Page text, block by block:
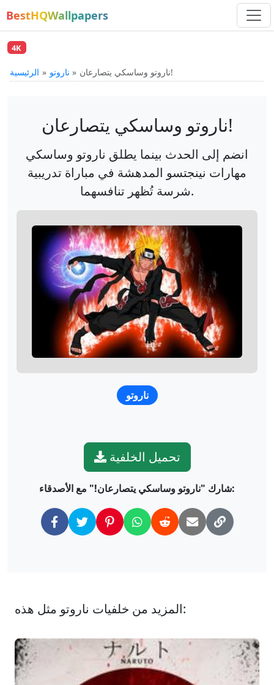
BestHQWallpapers
4K
الرئيسية ناروتو ناروتو وساسكي يتصارعان!
ناروتو وساسكي يتصارعان!
انضم إلى الحدث بينما يطلق ناروتو وساسكي
مهارات نينجتسو المدهشة في مباراة تدريبية
شرسة تُظهر تنافسهما.
ناروتو
تحميل الخلفية
شارك "ناروتو وساسكي يتصارعان!" مع الأصدقاء:
المزيد من خلفيات ناروتو مثل هذه: